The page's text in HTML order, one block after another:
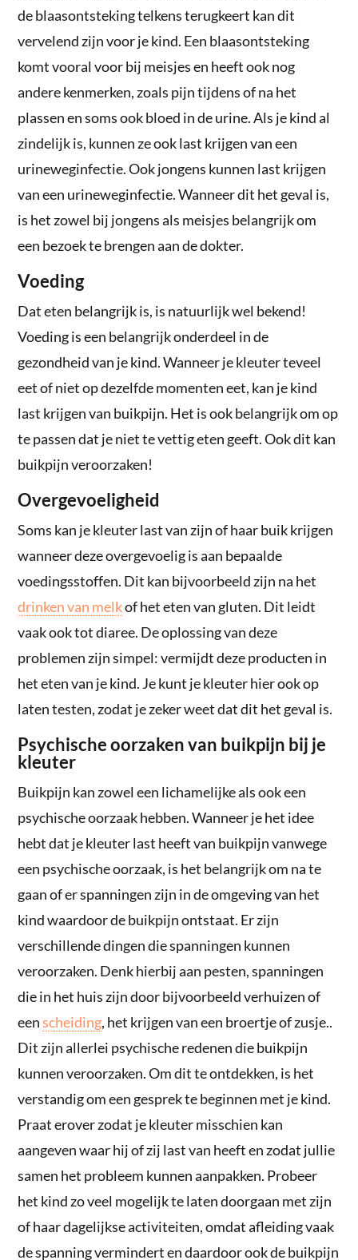
de blaasontsteking telkens terugkeert kan dit
vervelend zijn voor je kind. Een blaasontsteking
komt vooral voor bij meisjes en heeft ook nog
andere kenmerken, zoals pijn tijdens of na het
plassen en soms ook bloed in de urine. Als je kind al
zindelijk is, kunnen ze ook last krijgen van een
urineweginfectie. Ook jongens kunnen last krijgen
van een urineweginfectie. Wanneer dit het geval is,
is het zowel bij jongens als meisjes belangrijk om
een bezoek te brengen aan de dokter.
Voeding
Dat eten belangrijk is, is natuurlijk wel bekend!
Voeding is een belangrijk onderdeel in de
gezondheid van je kind. Wanneer je kleuter teveel
eet of niet op dezelfde momenten eet, kan je kind
last krijgen van buikpijn. Het is ook belangrijk om op
te passen dat je niet te vettig eten geeft. Ook dit kan
buikpijn veroorzaken!
Overgevoeligheid
Soms kan je kleuter last van zijn of haar buik krijgen
wanneer deze overgevoelig is aan bepaalde
voedingsstoffen. Dit kan bijvoorbeeld zijn na het
drinken van melkof het eten van gluten. Dit leidt
vaak ook tot diaree. De oplossing van deze
problemen zijn simpel: vermijdt deze producten in
het eten van je kind. Je kunt je kleuter hier ook op
laten testen, zodat je zeker weet dat dit het geval is.
Psychische oorzaken van buikpijn bij je
kleuter
Buikpijn kan zowel een lichamelijke als ook een
psychische oorzaak hebben. Wanneer je het idee
hebt dat je kleuter last heeft van buikpijn vanwege
een psychische oorzaak, is het belangrijk om na te
gaan of er spanningen zijn in de omgeving van het
kind waardoor de buikpijn ontstaat. Er zijn
verschillende dingen die spanningen kunnen
veroorzaken. Denk hierbij aan pesten, spanningen
die in het huis zijn door bijvoorbeeld verhuizen of
eenscheiding, het krijgen van een broertje of zusje..
Dit zijn allerlei psychische redenen die buikpijn
kunnen veroorzaken. Om dit te ontdekken, is het
verstandig om een gesprek te beginnen met je kind.
Praat erover zodat je kleuter misschien kan
aangeven waar hij of zij last van heeft en zodat jullie
samen het probleem kunnen aanpakken. Probeer
het kind zo veel mogelijk te laten doorgaan met zijn
of haar dagelijkse activiteiten, omdat afleiding vaak
de spanning vermindert en daardoor ook de buikpijn